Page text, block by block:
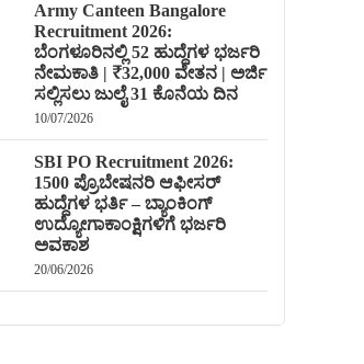
Army Canteen Bangalore
Recruitment 2026:
ಬೆಂಗಳೂರಿನಲ್ಲಿ 52 ಹುದ್ದೆಗಳ ಭರ್ಜರಿ
ನೇಮಕಾತಿ | ₹32,000 ವೇತನ | ಅರ್ಜಿ
ಸಲ್ಲಿಸಲು ಜುಲೈ 31 ಕೊನೆಯ ದಿನ
10/07/2026
SBI PO Recruitment 2026:
1500 ಪ್ರೊಬೇಷನರಿ ಆಫೀಸರ್
ಹುದ್ದೆಗಳ ಭರ್ತಿ – ಬ್ಯಾಂಕಿಂಗ್
ಉದ್ಯೋಗಾಕಾಂಕ್ಷಿಗಳಿಗೆ ಭರ್ಜರಿ
ಅವಕಾಶ
20/06/2026